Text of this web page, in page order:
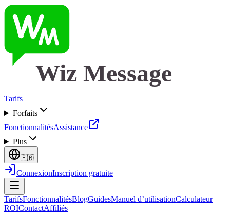
Wiz Message
Tarifs
Forfaits
FonctionnalitésAssistance
Plus
🇫🇷
ConnexionInscription gratuite
TarifsFonctionnalitésBlogGuidesManuel d’utilisationCalculateur
ROIContactAffiliés